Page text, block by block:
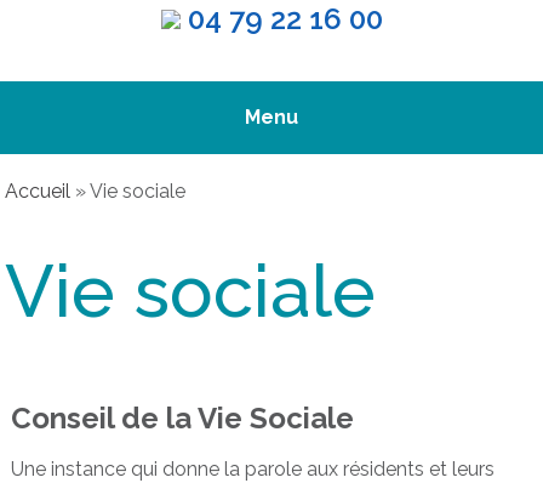
04 79 22 16 00
Menu
Accueil »Vie sociale
Vie sociale
Conseil de la Vie Sociale
Une instance qui donne la parole aux résidents et leurs